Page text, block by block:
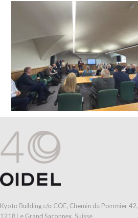
Kyoto Building c/o COE, Chemin du Pommier 42,
1218 Le Grand Saconnex, Suisse